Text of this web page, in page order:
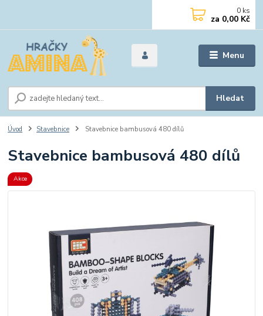
Menu
Hledat
0 ks
za 0,00 Kč
Úvod Stavebnice Stavebnice bambusová 480 dílů
Stavebnice bambusová 480 dílů
Akce